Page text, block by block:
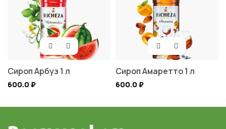
Сироп Арбуз 1 л
600.0 ₽
Сироп Амаретто 1 л
600.0 ₽